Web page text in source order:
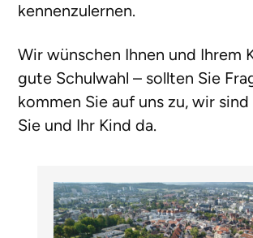
kennenzulernen.
Wir wünschen Ihnen und Ihrem
gute Schulwahl – sollten Sie
kommen Sie auf uns zu, wir
Sie und Ihr Kind da.